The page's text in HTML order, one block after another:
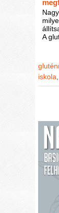
A
iskola,